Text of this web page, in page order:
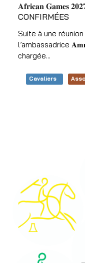
𝐀𝐟𝐫𝐢𝐜𝐚𝐧 𝐆𝐚𝐦𝐞𝐬
CONFIRMÉES
Suite à une
l’ambassadrice
chargée...
Cavaliers